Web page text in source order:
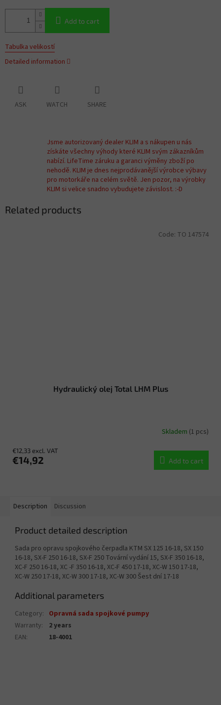
Add to cart
Tabulka velikostí
Detailed information
ASK WATCH SHARE
Jsme autorizovaný dealer KLIM a s nákupen u nás
získáte všechny výhody které KLIM svým zákazníkům
nabízí. LifeTime záruku a garanci výměny zboží po
nehodě. KLIM je dnes nejprodávanější výrobce výbavy
pro motorkáře na celém světě. Jen pozor, na výrobky
KLIM si velice snadno vybudujete závislost. :-D
Related products
Hydraulický olej Total LHM Plus
Skladem (1 pcs)
€12,33 excl. VAT
€14,92 Add to cart
Code: TO 147574
Description Discussion
Product detailed description
Sada pro opravu spojkového čerpadla KTM SX 125 16-18, SX 150
16-18, SX-F 250 16-18, SX-F 250 Tovární vydání 15, SX-F 350 16-18,
XC-F 250 16-18, XC -F 350 16-18, XC-F 450 17-18, XC-W 150 17-18,
XC-W 250 17-18, XC-W 300 17-18, XC-W 300 Šest dní 17-18
Additional parameters
Category: Opravná sada spojkové pumpy
Warranty:
2 years
EAN: 18-4001